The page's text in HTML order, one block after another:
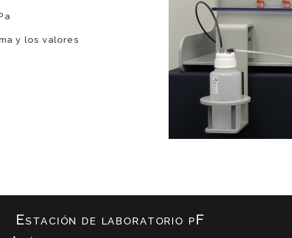
y los valores
Estación de laboratorio pF